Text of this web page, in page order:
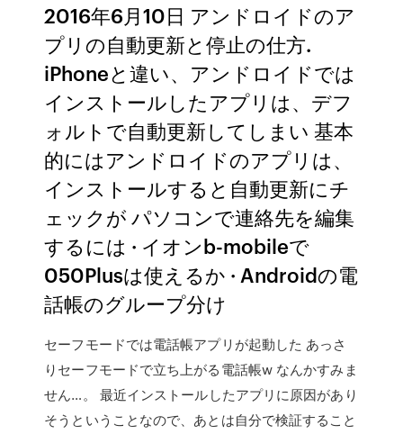
2016年6月10日 アンドロイドのア
プリの自動更新と停止の仕方.
iPhoneと違い、アンドロイドでは
インストールしたアプリは、デフ
ォルトで自動更新してしまい 基本
的にはアンドロイドのアプリは、
インストールすると自動更新にチ
ェックが パソコンで連絡先を編集
するには · イオンb-mobileで
050Plusは使えるか · Androidの電
話帳のグループ分け
セーフモードでは電話帳アプリが起動した あっさ
りセーフモードで立ち上がる電話帳w なんかすみま
せん…。 最近インストールしたアプリに原因があり
そうということなので、あとは自分で検証すること